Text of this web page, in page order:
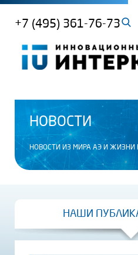
+7 (495) 361-76-73
НОВОСТИ
НОВОСТИ ИЗ МИРА АЭ И
НАШИ